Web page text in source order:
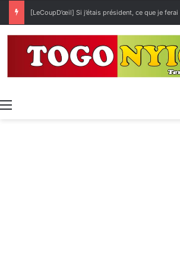
[LeCoupD’œil] Si j’étais président, ce que je ferai
Menu